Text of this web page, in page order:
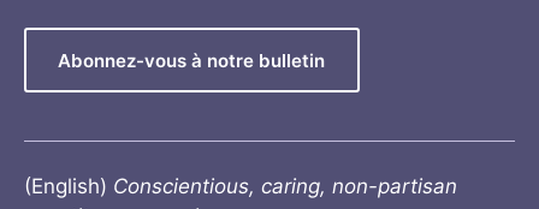
Abonnez-vous à notre bulletin
(English) Conscientious, caring, non-partisan